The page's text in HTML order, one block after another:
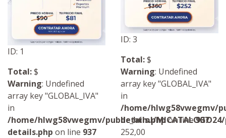
ID: 1
Total:$
Warning: Undefined
array key "GLOBAL_IVA"
in
/home/hlwg58vwegmv/public_html/
details.php on line 937
ID: 3
Total:$
Warning: Undefined
array key "GLOBAL_IVA"
in
/home/hlwg58vwegmv/
details.phpon line937
252,00